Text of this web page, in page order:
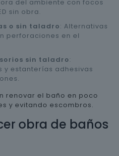
del ambiente con focos
sin obra.
o sin taladro: Alternativas
perforaciones en el
sin taladro:
y estanterías adhesivas
renovar el baño en poco
y evitando escombros.
obra de baños